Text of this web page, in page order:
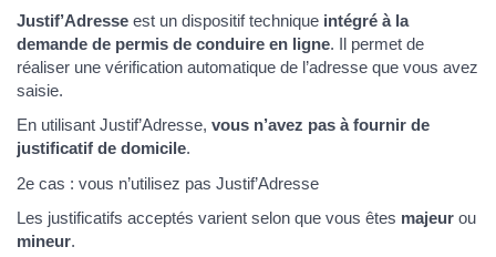
Justif’Adresse est un dispositif technique intégré à la
demande de permis de conduire en ligne. Il permet de
réaliser une vérification automatique de l’adresse que vous avez
saisie.
En utilisant Justif’Adresse, vous n’avez pas à fournir de
justificatif de domicile.
2e cas : vous n’utilisez pas Justif’Adresse
Les justificatifs acceptés varient selon que vous êtes majeur ou
mineur.